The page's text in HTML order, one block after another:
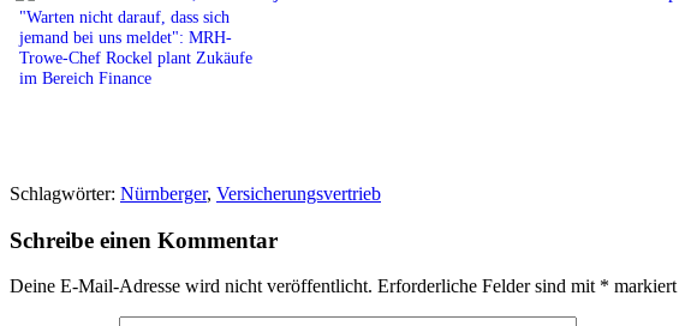
"Warten nicht darauf, dass sich
jemand bei uns meldet": MRH-
Trowe-Chef Rockel plant Zukäufe
im Bereich Finance
Schlagwörter: Nürnberger, Versicherungsvertrieb
Schreibe einen Kommentar
Deine E-Mail-Adresse wird nicht veröffentlicht. Erforderliche Felder sind mit * markiert